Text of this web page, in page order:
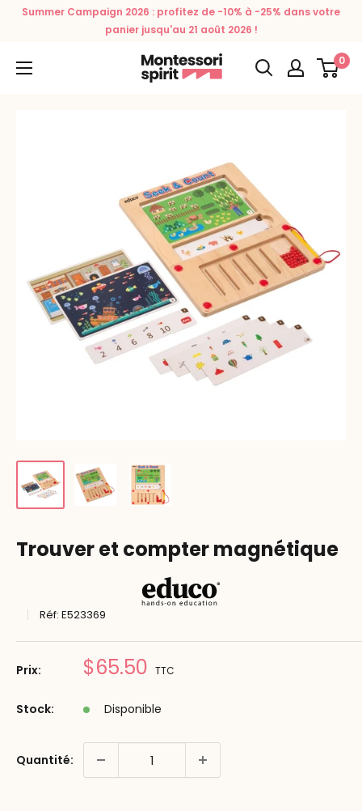
PasserSummer Campaign 2026 : profitez de -10% à -25% dans votre
panier jusqu'au 21 août 2026 !
Montessori
Spirit
0
Trouver et compter magnétique
Réf: E523369
Prix: Prix
$65.50 TTC
Stock: Disponible
Quantité: